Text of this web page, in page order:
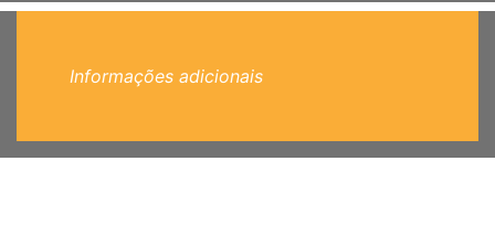
Informações adicionais